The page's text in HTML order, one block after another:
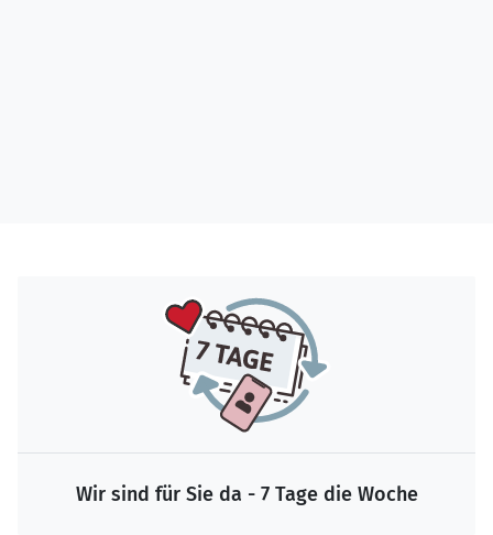
Wir sind für Sie da - 7 Tage die Woche